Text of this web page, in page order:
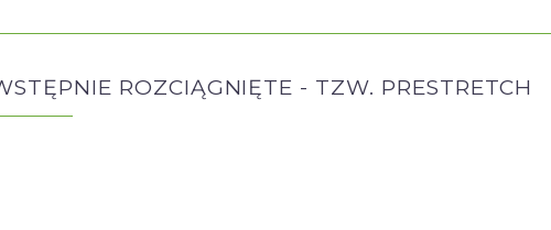
ROZCIĄGNIĘTE - TZW. PRESTRETCH